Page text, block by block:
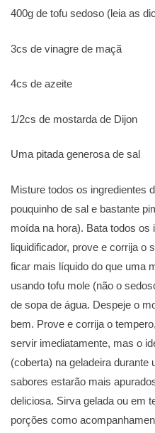
400g de tofu sedoso (leia as
3cs de vinagre de maçã
4cs de azeite
1/2cs de mostarda de Dijon
Uma pitada generosa de sal
Misture todos os ingredientes
pouquinho de sal e bastante
moída na hora). Bata todos os
liquidificador, prove e corrija o
ficar mais líquido do que uma
usando tofu mole (não o
de sopa de água. Despeje o
bem. Prove e corrija o
servir imediatamente, mas o
(coberta) na geladeira durante
sabores estarão mais
deliciosa. Sirva gelada ou em
porções como